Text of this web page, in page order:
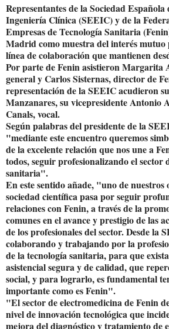
Representantes de la Sociedad
Ingeniería Clínica (SEEIC) y de la
Empresas de Tecnología Sanitaria
Madrid como muestra del interés
línea de colaboración que mantienen
Por parte de Fenin asistieron Margarita
general y Carlos Sisternas, director de
representación de la SEEIC acudieron
Manzanares, su vicepresidente Antonio
Canals, vocal.
Según palabras del presidente de la
"mediante este encuentro queremos
de la excelente relación que nos une a
todos, seguir profesionalizando el sector
sanitaria".
En este sentido añade, "uno de nuestros
sociedad científica pasa por seguir
relaciones con Fenin, a través de la
comunes en el avance y prestigio de las
de los profesionales del sector. Desde la
colaborando y trabajando por la
de la tecnología sanitaria, para que
asistencial segura y de calidad, que
social, y para lograrlo, es fundamental
importante como es Fenin".
"El sector de electromedicina de Fenin
nivel de innovación tecnológica que
mejora del diagnóstico y tratamiento de